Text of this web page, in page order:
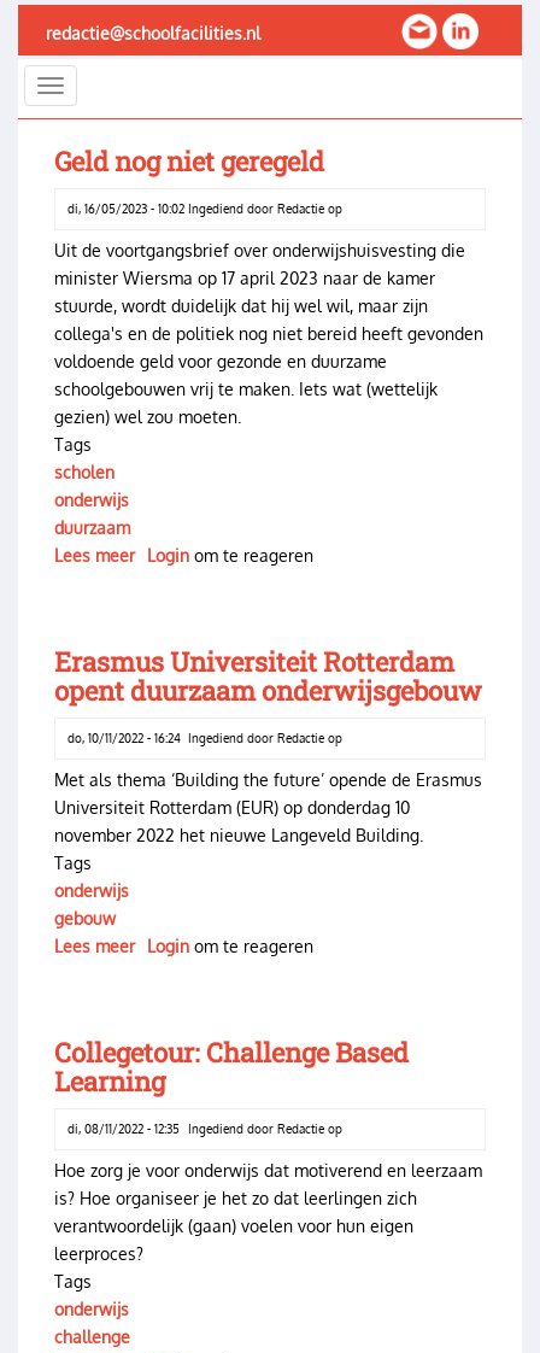
naar
inhoud
redactie@schoolfacilities.nl
Toggle
navigation
Geld nog niet geregeld
Ingediend door Redactie op
di, 16/05/2023 - 10:02
Uit de voortgangsbrief over onderwijshuisvesting die
minister Wiersma op 17 april 2023 naar de kamer
stuurde, wordt duidelijk dat hij wel wil, maar zijn
collega's en de politiek nog niet bereid heeft gevonden
voldoende geld voor gezonde en duurzame
schoolgebouwen vrij te maken. Iets wat (wettelijk
gezien) wel zou moeten.
Tags
scholen
onderwijs
duurzaam
Lees meerover
geregeld
Login om te reageren
Erasmus Universiteit Rotterdam
opent duurzaam onderwijsgebouw
Ingediend door Redactie op
do, 10/11/2022 - 16:24
Met als thema ‘Building the future’ opende de Erasmus
Universiteit Rotterdam (EUR) op donderdag 10
november 2022 het nieuwe Langeveld Building.
Tags
onderwijs
gebouw
Lees meerover
opent
duurzaam
Login om te reageren
Collegetour: Challenge Based
Learning
Ingediend door Redactie op
di, 08/11/2022 - 12:35
Hoe zorg je voor onderwijs dat motiverend en leerzaam
is? Hoe organiseer je het zo dat leerlingen zich
verantwoordelijk (gaan) voelen voor hun eigen
leerproces?
Tags
onderwijs
challenge